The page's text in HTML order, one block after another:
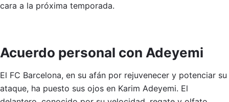
cara a la próxima temporada.
Acuerdo personal con Adeyemi
El FC Barcelona, en su afán por rejuvenecer y potenciar su
ataque, ha puesto sus ojos en Karim Adeyemi. El